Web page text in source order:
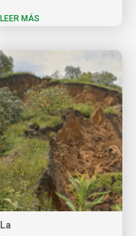
LEER MÁS
La